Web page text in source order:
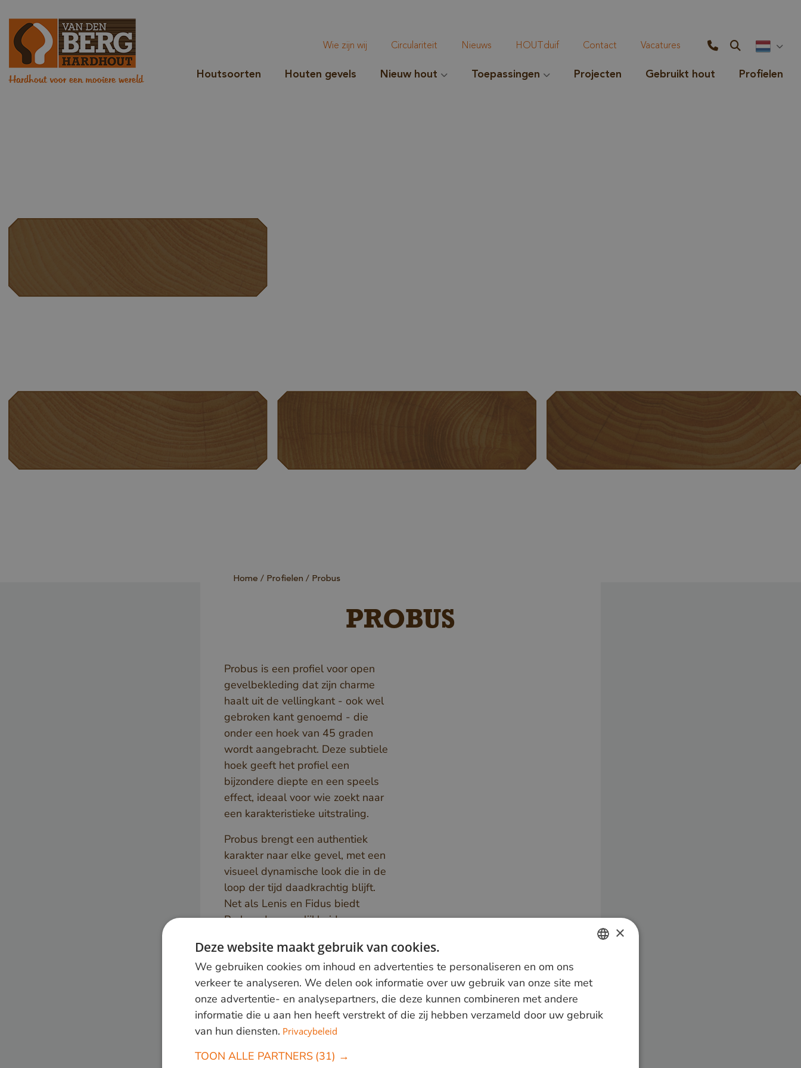
Hardhout voor een mooiere wereld
Wie zijn wij Circulariteit Nieuws HOUTduif Contact Vacatures
Houtsoorten Houten gevels Nieuw hout Toepassingen Projecten Gebruikt hout Profielen
Home Profielen Probus
PROBUS
Probus is een profiel voor open
gevelbekleding dat zijn charme
haalt uit de vellingkant - ook wel
gebroken kant genoemd - die
onder een hoek van 45 graden
wordt aangebracht. Deze subtiele
hoek geeft het profiel een
bijzondere diepte en een speels
effect, ideaal voor wie zoekt naar
een karakteristieke uitstraling.
Probus brengt een authentiek
karakter naar elke gevel, met een
visueel dynamische look die in de
loop der tijd daadkrachtig blijft.
Net als Lenis en Fidus biedt
Probus de mogelijkheid om
te combineren, voor een gevel die
geheel naar eigen wens kan
worden ontworpen.
Probus kan in verschillende diktes
en breedtes worden geschaafd.
(afhankelijk van brutomaat en
houtsoort)
DUTCH
GERMAN
ENGLISH
×
Deze website maakt gebruik van cookies.
We gebruiken cookies om inhoud en advertenties te personaliseren en om ons
verkeer te analyseren. We delen ook informatie over uw gebruik van onze site met
onze advertentie- en analysepartners, die deze kunnen combineren met andere
informatie die u aan hen heeft verstrekt of die zij hebben verzameld door uw gebruik
van hun diensten. Privacybeleid
TOON ALLE PARTNERS (31) →